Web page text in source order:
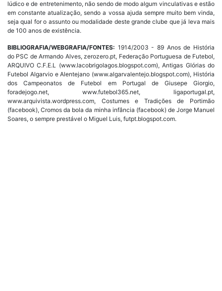
lúdico e de entretenimento, não sendo de modo algum vinculativas e estão
em constante atualização, sendo a vossa ajuda sempre muito bem vinda,
seja qual for o assunto ou modalidade deste grande clube que já leva mais
de 100 anos de existência.
BIBLIOGRAFIA/WEBGRAFIA/FONTES: 1914/2003 - 89 Anos de História
do PSC de Armando Alves, zerozero.pt, Federação Portuguesa de Futebol,
ARQUIVO C.F.E.L (www.lacobrigolagos.blogspot.com), Antigas Glórias do
Futebol Algarvio e Alentejano (www.algarvalentejo.blogspot.com), História
dos Campeonatos de Futebol em Portugal de Giusepe Giorgio,
foradejogo.net, www.futebol365.net, ligaportugal.pt,
www.arquivista.wordpress.com, Costumes e Tradições de Portimão
(facebook), Cromos da bola da minha infância (facebook) de Jorge Manuel
Soares, o sempre prestável o Miguel Luis, futpt.blogspot.com.